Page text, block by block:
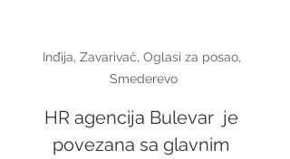
Inđija, Zavarivač, Oglasi za posao,
Smederevo
HR agencija Bulevar  je
povezana sa glavnim